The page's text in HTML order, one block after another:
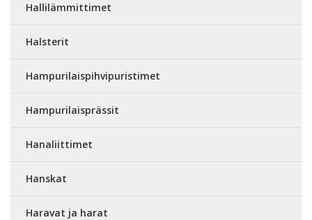
Hallilämmittimet
Halsterit
Hampurilaispihvipuristimet
Hampurilaisprässit
Hanaliittimet
Hanskat
Haravat ja harat